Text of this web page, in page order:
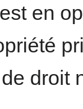
en
droit